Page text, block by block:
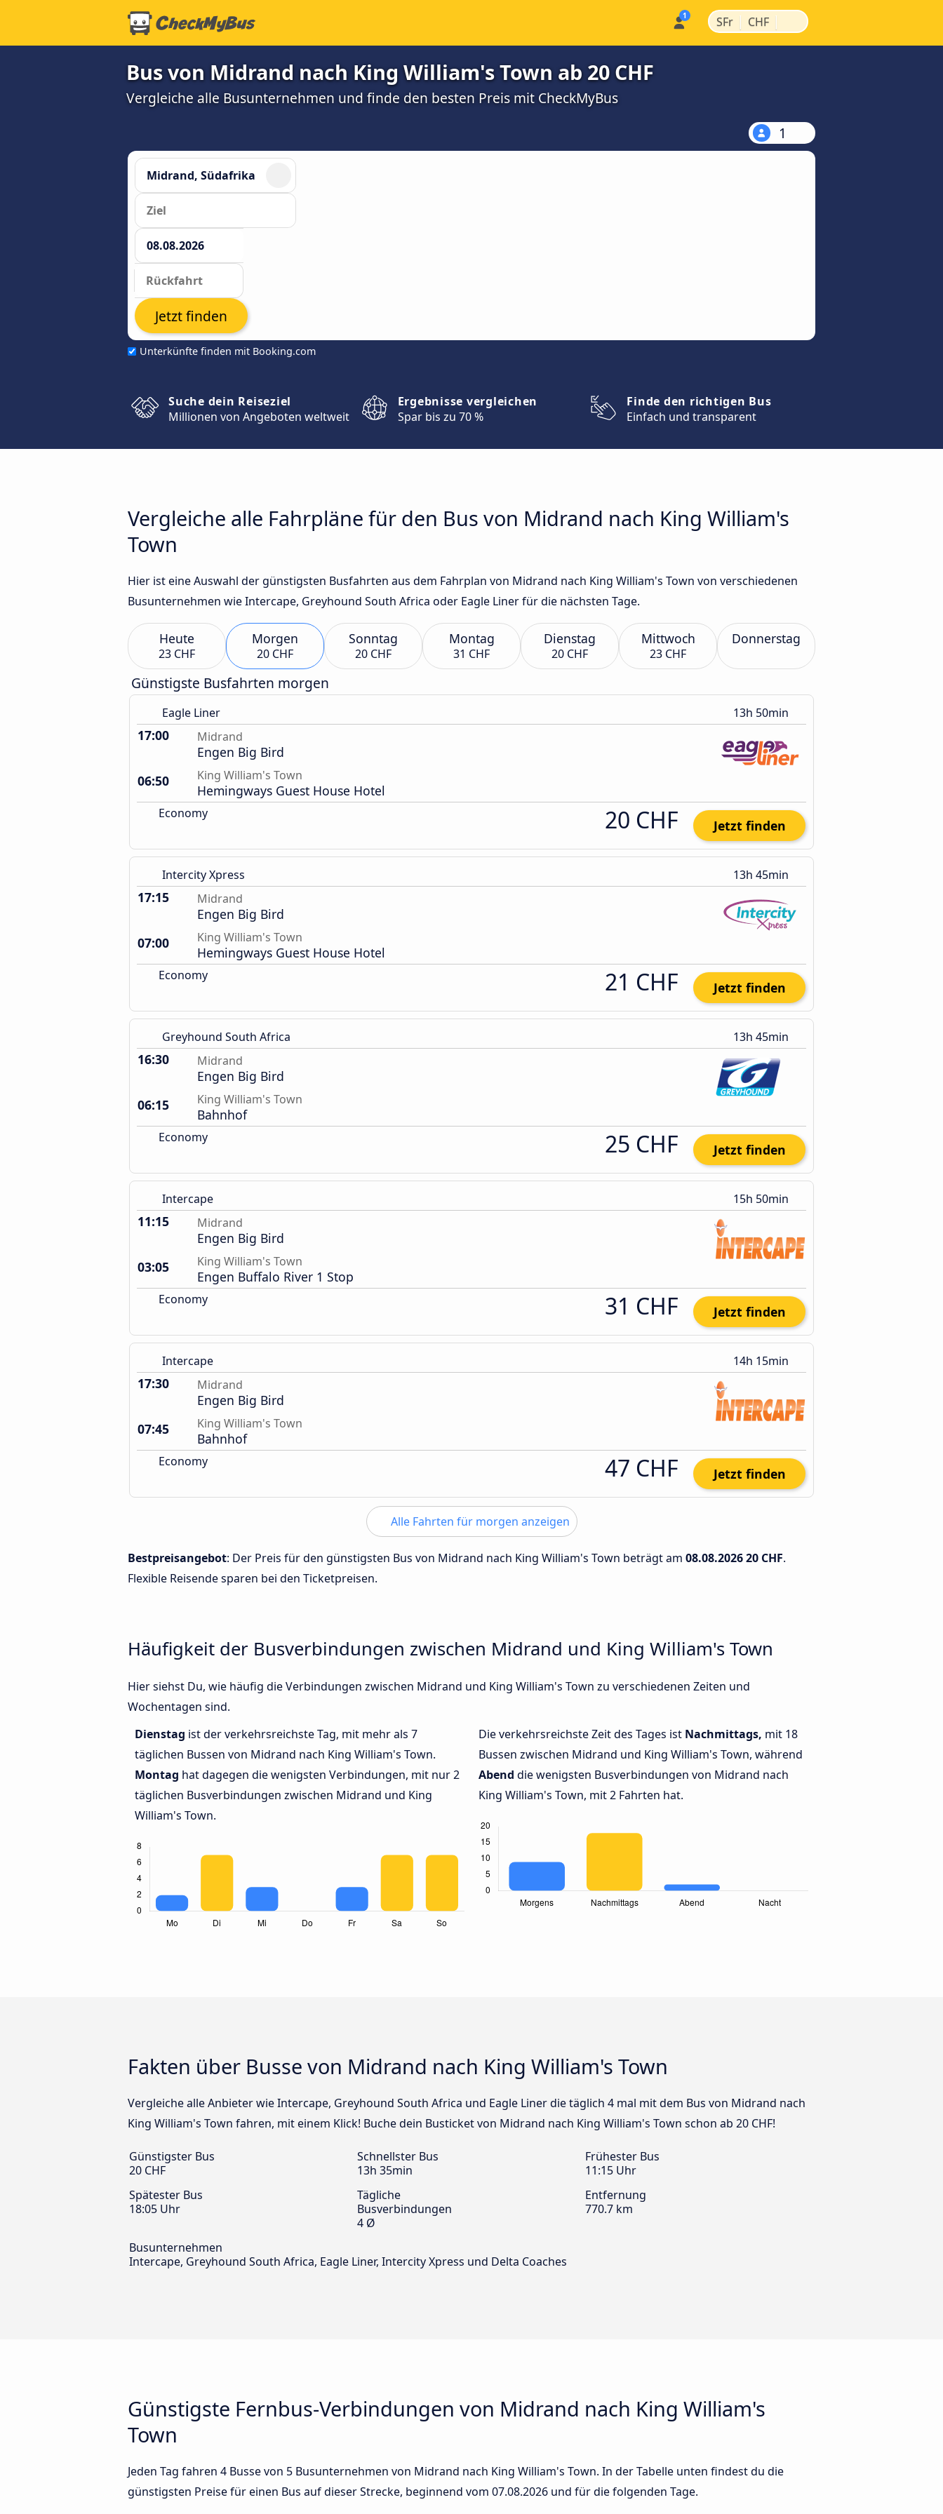
SFr | CHF |
Bus von Midrand nach King William's Town ab 20 CHF
Vergleiche alle Busunternehmen und finde den besten Preis mit CheckMyBus
1
Unterkünfte finden mit Booking.com
Jetzt finden
Suche dein Reiseziel
Millionen von Angeboten weltweit
Ergebnisse vergleichen
Spar bis zu 70 %
Finde den richtigen Bus
Einfach und transparent
Vergleiche alle Fahrpläne für den Bus von Midrand nach King William's
Town
Hier ist eine Auswahl der günstigsten Busfahrten aus dem Fahrplan von Midrand nach King William's Town von verschiedenen
Busunternehmen wie Intercape, Greyhound South Africa oder Eagle Liner für die nächsten Tage.
Heute
23 CHF
Morgen
20 CHF
Sonntag
20 CHF
Montag
31 CHF
Dienstag
20 CHF
Mittwoch
23 CHF
Donnerstag
Günstigste Busfahrten morgen
Eagle Liner 13h 50min
17:00 Midrand
Engen Big Bird
06:50
King William's Town
Hemingways Guest House Hotel
Economy 20 CHF Jetzt finden
Intercity Xpress 13h 45min
17:15 Midrand
Engen Big Bird
07:00
King William's Town
Hemingways Guest House Hotel
Economy 21 CHF Jetzt finden
Greyhound South Africa 13h 45min
16:30 Midrand
Engen Big Bird
06:15
King William's Town
Bahnhof
Economy 25 CHF Jetzt finden
Intercape 15h 50min
11:15 Midrand
Engen Big Bird
03:05
King William's Town
Engen Buffalo River 1 Stop
Economy 31 CHF Jetzt finden
Intercape 14h 15min
17:30 Midrand
Engen Big Bird
07:45
King William's Town
Bahnhof
Economy 47 CHF Jetzt finden
Alle Fahrten für morgen anzeigen
Bestpreisangebot: Der Preis für den günstigsten Bus von Midrand nach King William's Town beträgt am 08.08.202620 CHF.
Flexible Reisende sparen bei den Ticketpreisen.
Häufigkeit der Busverbindungen zwischen Midrand und King William's Town
Hier siehst Du, wie häufig die Verbindungen zwischen Midrand und King William's Town zu verschiedenen Zeiten und
Wochentagen sind.
Dienstag ist der verkehrsreichste Tag, mit mehr als 7
täglichen Bussen von Midrand nach King William's Town.
Montag hat dagegen die wenigsten Verbindungen, mit nur 2
täglichen Busverbindungen zwischen Midrand und King
William's Town.
Die verkehrsreichste Zeit des Tages ist Nachmittags, mit 18
Bussen zwischen Midrand und King William's Town, während
Abend die wenigsten Busverbindungen von Midrand nach
King William's Town, mit 2 Fahrten hat.
Fakten über Busse von Midrand nach King William's Town
Vergleiche alle Anbieter wie Intercape, Greyhound South Africa und Eagle Liner die täglich 4 mal mit dem Bus von Midrand nach
King William's Town fahren, mit einem Klick! Buche dein Busticket von Midrand nach King William's Town schon ab 20 CHF!
Günstigster Bus
20 CHF
Schnellster Bus
13h 35min
Frühester Bus
11:15 Uhr
Spätester Bus
18:05 Uhr
Tägliche
Busverbindungen
4 Ø
Entfernung
770.7 km
Busunternehmen
Intercape, Greyhound South Africa, Eagle Liner, Intercity Xpress und Delta Coaches
Günstigste Fernbus-Verbindungen von Midrand nach King William's
Town
Jeden Tag fahren 4 Busse von 5 Busunternehmen von Midrand nach King William's Town. In der Tabelle unten findest du die
günstigsten Preise für einen Bus auf dieser Strecke, beginnend vom 07.08.2026 und für die folgenden Tage.